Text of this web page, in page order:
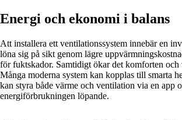
Energi och ekonomi i balans
Att installera ett ventilationssystem innebär en
löna sig på sikt genom lägre
för fuktskador. Samtidigt ökar det komforten och
Många moderna system kan kopplas till smarta
kan styra både värme och ventilation via en app
energiförbrukningen löpande.